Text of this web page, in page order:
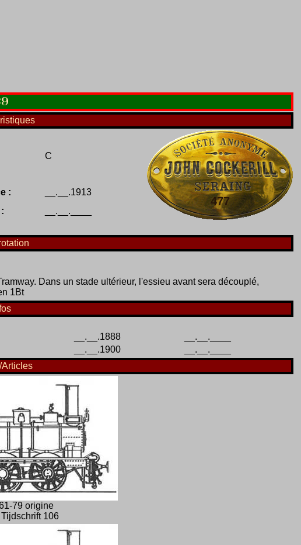
477
C
:
__.__.1913
__.__.____
Dans un stade ultérieur, l'essieu avant sera découplé,
1Bt
__.__.1888
__.__.____
__.__.1900
__.__.____
Articles
79 origine
106